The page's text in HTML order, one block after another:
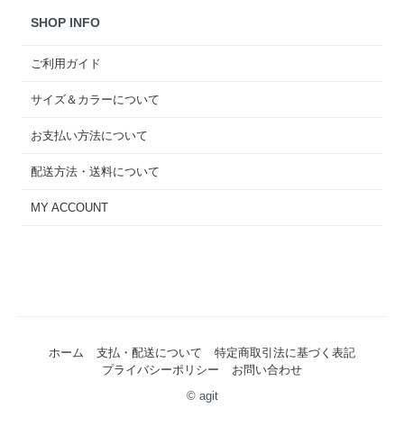
SHOP INFO
ご利用ガイド
サイズ＆カラーについて
お支払い方法について
配送方法・送料について
MY ACCOUNT
ホーム 支払・配送について
特定商取引法に基づく表記
プライバシーポリシー
お問い合わせ
© agit